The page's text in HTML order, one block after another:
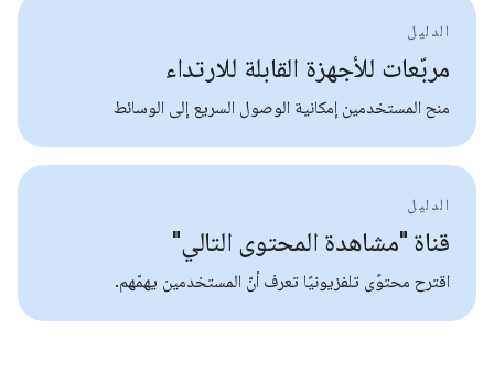
الدليل
مربّعات للأجهزة القابلة للارتداء
منح المستخدمين إمكانية الوصول السريع إلى الوسائط
الدليل
قناة "مشاهدة المحتوى التالي"
اقترح محتوًى تلفزيونيًا تعرف أنّ المستخدمين يهمّهم.